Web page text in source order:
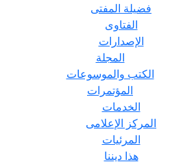
فضيلة المفتى
الفتاوى
الإصدارات
المجلة
الكتب والموسوعات
المؤتمرات
الخدمات
المركز الإعلامى
المرئيات
هذا ديننا